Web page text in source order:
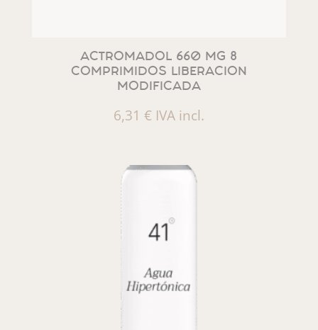
ACTROMADOL 660 MG 8
COMPRIMIDOS LIBERACION
MODIFICADA
6,31 € IVA incl.